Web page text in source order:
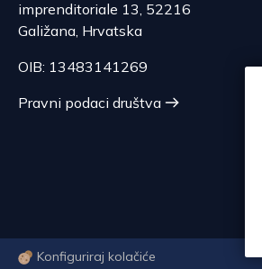
imprenditoriale 13, 52216
Galižana, Hrvatska
OIB: 13483141269
Pravni podaci društva
Konfiguriraj kolačiće